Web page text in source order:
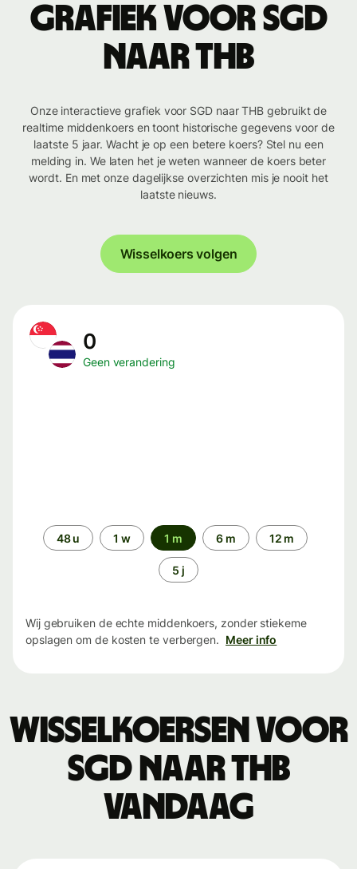
Grafiek voor SGD
naar THB
Onze interactieve grafiek voor SGD naar THB gebruikt de
realtime middenkoers en toont historische gegevens voor de
laatste 5 jaar. Wacht je op een betere koers? Stel nu een
melding in. We laten het je weten wanneer de koers beter
wordt. En met onze dagelijkse overzichten mis je nooit het
laatste nieuws.
Wisselkoers volgen
0
Geen verandering
Periode48 u 1 w 1 m 6 m 12 m
5 j
Wij gebruiken de echte middenkoers, zonder stiekeme
opslagen om de kosten te verbergen. Meer info
Wisselkoersen voor
SGD naar THB
vandaag